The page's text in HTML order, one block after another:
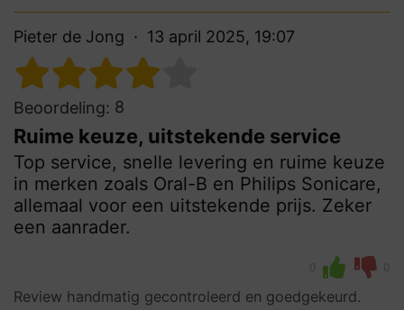
Pieter de Jong 13 april 2025, 19:07
Beoordeling: 8
Ruime keuze, uitstekende service
Top service, snelle levering en ruime keuze
in merken zoals Oral-B en Philips Sonicare,
allemaal voor een uitstekende prijs. Zeker
een aanrader.
0 0
Review handmatig gecontroleerd en goedgekeurd.